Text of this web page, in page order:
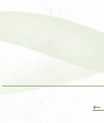
←